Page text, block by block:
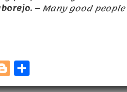
–Many good
B
l Sh